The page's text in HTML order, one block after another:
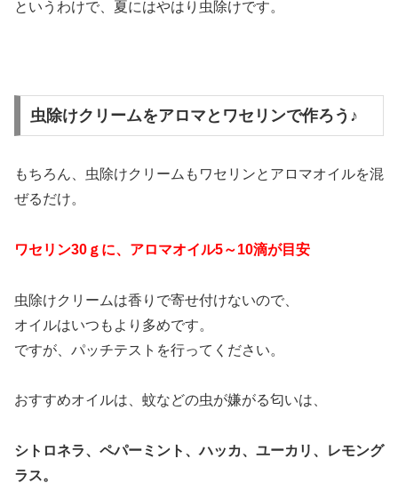
というわけで、夏にはやはり虫除けです。
虫除けクリームをアロマとワセリンで作ろう♪
もちろん、虫除けクリームもワセリンとアロマオイルを混
ぜるだけ。
ワセリン30ｇに、アロマオイル5～10滴が目安
虫除けクリームは香りで寄せ付けないので、
オイルはいつもより多めです。
ですが、パッチテストを行ってください。
おすすめオイルは、蚊などの虫が嫌がる匂いは、
シトロネラ、ペパーミント、ハッカ、ユーカリ、レモング
ラス。